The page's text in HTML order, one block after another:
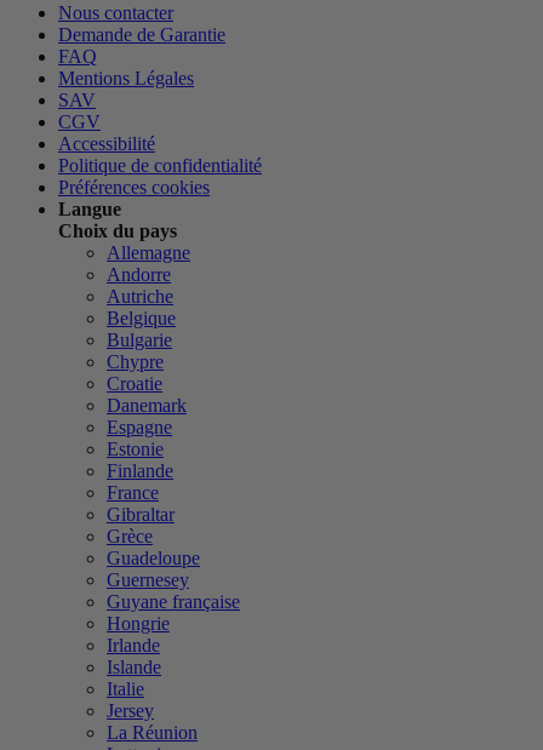
Nous contacter
Demande de Garantie
FAQ
Mentions Légales
SAV
CGV
Accessibilité
Politique de confidentialité
Préférences cookies
Langue
Choix du pays
Allemagne
Andorre
Autriche
Belgique
Bulgarie
Chypre
Croatie
Danemark
Espagne
Estonie
Finlande
France
Gibraltar
Grèce
Guadeloupe
Guernesey
Guyane française
Hongrie
Irlande
Islande
Italie
Jersey
La Réunion